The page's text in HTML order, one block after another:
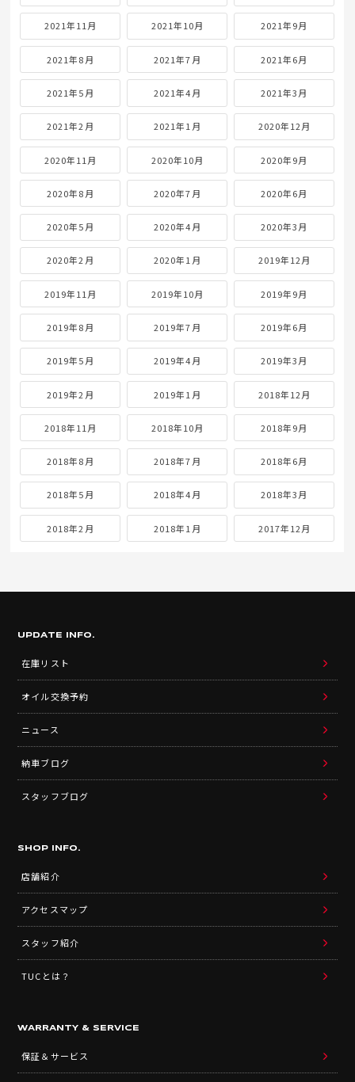
2021年11月 2021年10月 2021年9月
2021年8月 2021年7月 2021年6月
2021年5月 2021年4月 2021年3月
2021年2月 2021年1月 2020年12月
2020年11月 2020年10月 2020年9月
2020年8月 2020年7月 2020年6月
2020年5月 2020年4月 2020年3月
2020年2月 2020年1月 2019年12月
2019年11月 2019年10月 2019年9月
2019年8月 2019年7月 2019年6月
2019年5月 2019年4月 2019年3月
2019年2月 2019年1月 2018年12月
2018年11月 2018年10月 2018年9月
2018年8月 2018年7月 2018年6月
2018年5月 2018年4月 2018年3月
2018年2月 2018年1月 2017年12月
UPDATE INFO.
在庫リスト
オイル交換予約
ニュース
納車ブログ
スタッフブログ
SHOP INFO.
店舗紹介
アクセスマップ
スタッフ紹介
TUCとは？
WARRANTY & SERVICE
保証＆サービス